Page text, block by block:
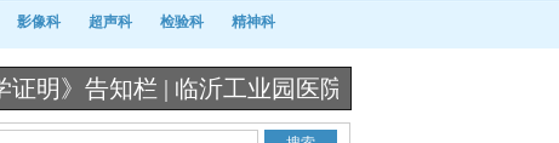
影像科 超声科 检验科 精神科
知栏 | 临沂工业园医院《出生医学证明》办理流程